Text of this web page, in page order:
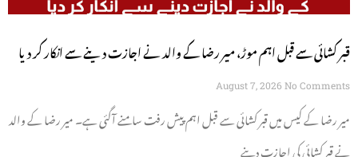
قبر کشائی سے قبل اہم موڑ، میر رضا کے والد نے اجازت دینے سے انکار کر دیا
August 7, 2026 No Comments
میر رضا کے کیس میں قبر کشائی سے قبل اہم پیش رفت سامنے آگئی ہے۔ میر رضا کے والد
نے قبر کشائی کی اجازت دینے